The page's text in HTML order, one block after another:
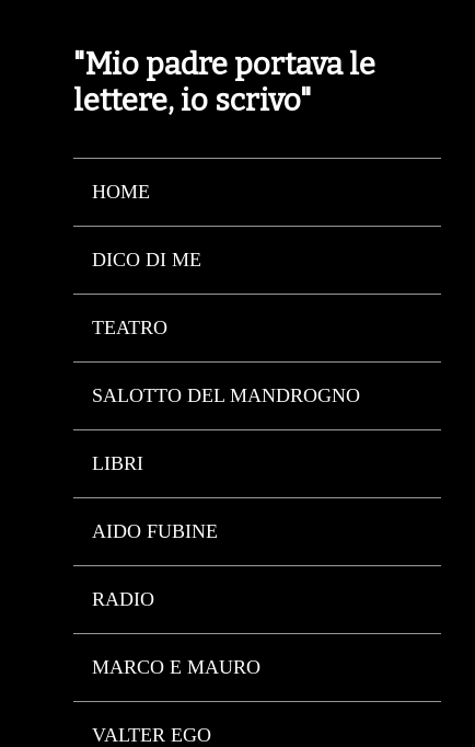
"Mio padre portava le
lettere, io scrivo"
HOME
DICO DI ME
TEATRO
SALOTTO DEL MANDROGNO
LIBRI
AIDO FUBINE
RADIO
MARCO E MAURO
VALTER EGO